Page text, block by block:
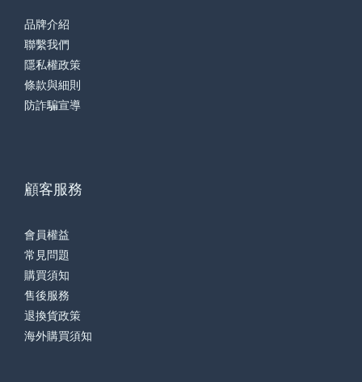
品牌介紹
聯繫我們
隱私權政策
條款與細則
防詐騙宣導
顧客服務
會員權益
常見問題
購買須知
售後服務
退換貨政策
海外購買須知